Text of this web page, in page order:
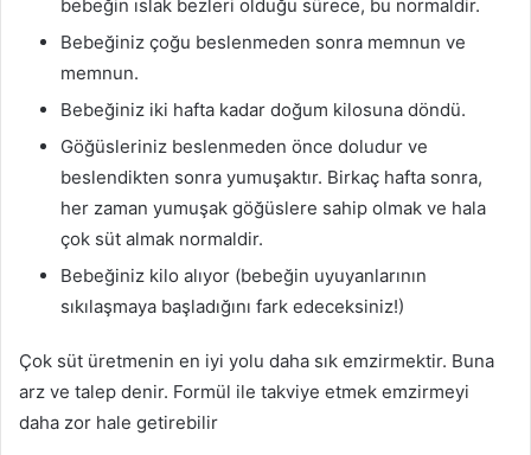
bebeğin ıslak bezleri olduğu sürece, bu normaldir.
Bebeğiniz çoğu beslenmeden sonra memnun ve
memnun.
Bebeğiniz iki hafta kadar doğum kilosuna döndü.
Göğüsleriniz beslenmeden önce doludur ve
beslendikten sonra yumuşaktır. Birkaç hafta sonra,
her zaman yumuşak göğüslere sahip olmak ve hala
çok süt almak normaldir.
Bebeğiniz kilo alıyor (bebeğin uyuyanlarının
sıkılaşmaya başladığını fark edeceksiniz!)
Çok süt üretmenin en iyi yolu daha sık emzirmektir. Buna
arz ve talep denir. Formül ile takviye etmek emzirmeyi
daha zor hale getirebilir